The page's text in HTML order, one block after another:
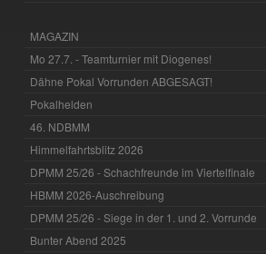
MAGAZIN
Mo 27.7. - Teamturnier mit Diogenes!
Dähne Pokal Vorrunden ABGESAGT!
Pokalhelden
46. NDBMM
Himmelfahrtsblitz 2026
DPMM 25/26 - Schachfreunde im Viertelfinale
HBMM 2026-Auschreibung
DPMM 25/26 - Siege in der 1. und 2. Vorrunde
Bunter Abend 2025